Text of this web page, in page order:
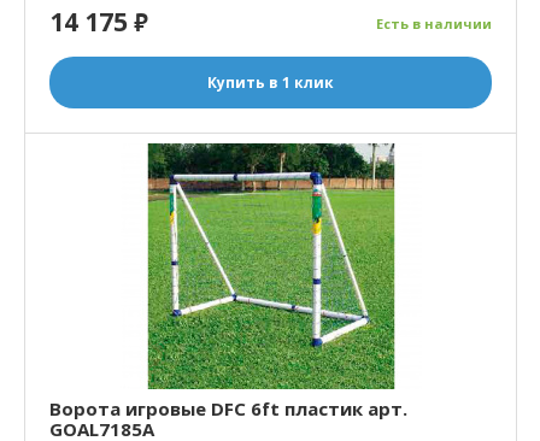
Есть в наличии
14 175₽
Купить в 1 клик
Ворота игровые DFC 6ft пластик арт.
GOAL7185A